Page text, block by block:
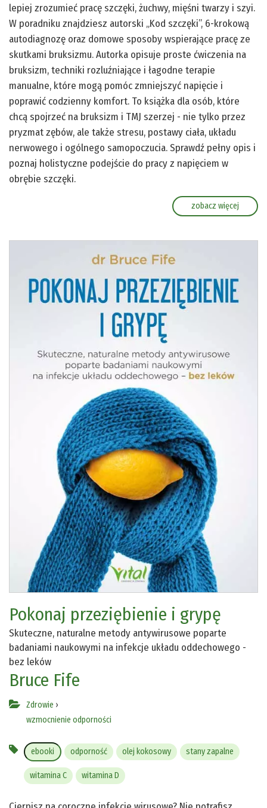
lepiej zrozumieć pracę szczęki, żuchwy, mięśni twarzy i szyi.
W poradniku znajdziesz autorski „Kod szczęki”, 6-krokową
autodiagnozę oraz domowe sposoby wspierające pracę ze
skutkami bruksizmu. Autorka opisuje proste ćwiczenia na
bruksizm, techniki rozluźniające i łagodne terapie
manualne, które mogą pomóc zmniejszyć napięcie i
poprawić codzienny komfort. To książka dla osób, które
chcą spojrzeć na bruksizm i TMJ szerzej - nie tylko przez
pryzmat zębów, ale także stresu, postawy ciała, układu
nerwowego i ogólnego samopoczucia. Sprawdź pełny opis i
poznaj holistyczne podejście do pracy z napięciem w
obrębie szczęki.
zobacz więcej
Pokonaj przeziębienie i grypę
Skuteczne, naturalne metody antywirusowe poparte
badaniami naukowymi na infekcje układu oddechowego -
bez leków
Bruce Fife
Zdrowie ›
wzmocnienie odporności
ebooki odporność olej kokosowy stany zapalne
witamina C witamina D